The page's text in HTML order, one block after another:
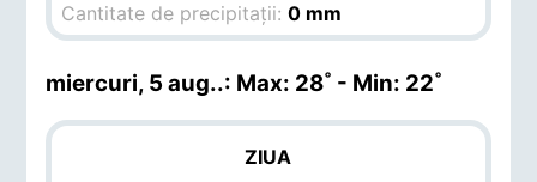
Cantitate de precipitații:0 mm
miercuri, 5 aug..: Max: 28˚ - Min: 22˚
ZIUA